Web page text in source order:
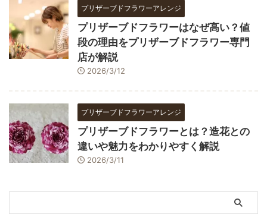
プリザーブドフラワーアレンジ
プリザーブドフラワーはなぜ高い？値
段の理由をプリザーブドフラワー専門
店が解説
2026/3/12
プリザーブドフラワーアレンジ
プリザーブドフラワーとは？造花との
違いや魅力をわかりやすく解説
2026/3/11